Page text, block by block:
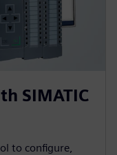
SIMATIC
to configure,